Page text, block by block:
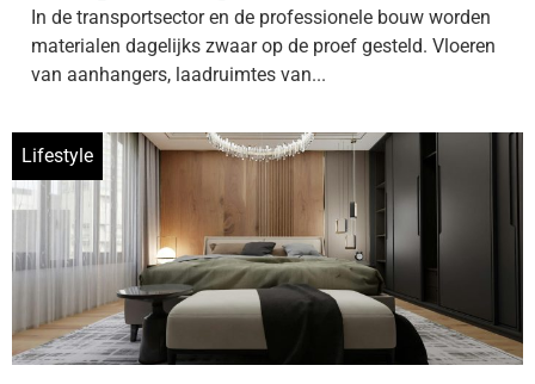
In de transportsector en de professionele bouw worden
materialen dagelijks zwaar op de proef gesteld. Vloeren
van aanhangers, laadruimtes van...
Lifestyle